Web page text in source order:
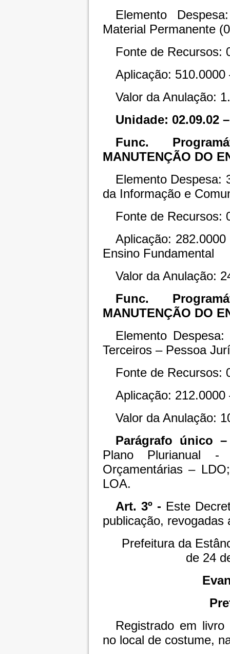
Elemento
Material Permanente
Fonte de Recursos:
Aplicação:
Valor da Anulação:
Unidade: 02.09.02
Func.
MANUTENÇÃO DO
Elemento Despesa:
da Informação e
Fonte de Recursos:
Aplicação:
Ensino Fundamental
Valor da Anulação:
Func.
MANUTENÇÃO DO
Elemento
Terceiros – Pessoa
Fonte de Recursos:
Aplicação:
Valor da Anulação:
Parágrafo único –
Plano Plurianual
Orçamentárias –
LOA.
Art. 3º - Este
publicação, revogadas
Prefeitura da
de 24
Registrado em
no local de costume,